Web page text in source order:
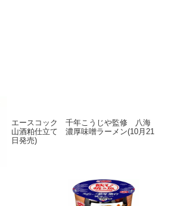
エースコック 千年こうじや監修 八海
山酒粕仕立て 濃厚味噌ラーメン(10月21
日発売)